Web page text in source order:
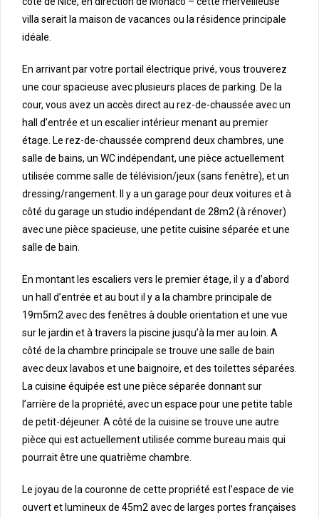
villa serait la maison de vacances ou la résidence principale
idéale.
En arrivant par votre portail électrique privé, vous trouverez
une cour spacieuse avec plusieurs places de parking. De la
cour, vous avez un accès direct au rez-de-chaussée avec un
hall d’entrée et un escalier intérieur menant au premier
étage. Le rez-de-chaussée comprend deux chambres, une
salle de bains, un WC indépendant, une pièce actuellement
utilisée comme salle de télévision/jeux (sans fenêtre), et un
dressing/rangement. Il y a un garage pour deux voitures et à
côté du garage un studio indépendant de 28m2 (à rénover)
avec une pièce spacieuse, une petite cuisine séparée et une
salle de bain.
En montant les escaliers vers le premier étage, il y a d’abord
un hall d’entrée et au bout il y a la chambre principale de
19m5m2 avec des fenêtres à double orientation et une vue
sur le jardin et à travers la piscine jusqu’à la mer au loin. A
côté de la chambre principale se trouve une salle de bain
avec deux lavabos et une baignoire, et des toilettes séparées.
La cuisine équipée est une pièce séparée donnant sur
l’arrière de la propriété, avec un espace pour une petite table
de petit-déjeuner. A côté de la cuisine se trouve une autre
pièce qui est actuellement utilisée comme bureau mais qui
pourrait être une quatrième chambre.
Le joyau de la couronne de cette propriété est l’espace de vie
ouvert et lumineux de 45m2 avec de larges portes françaises